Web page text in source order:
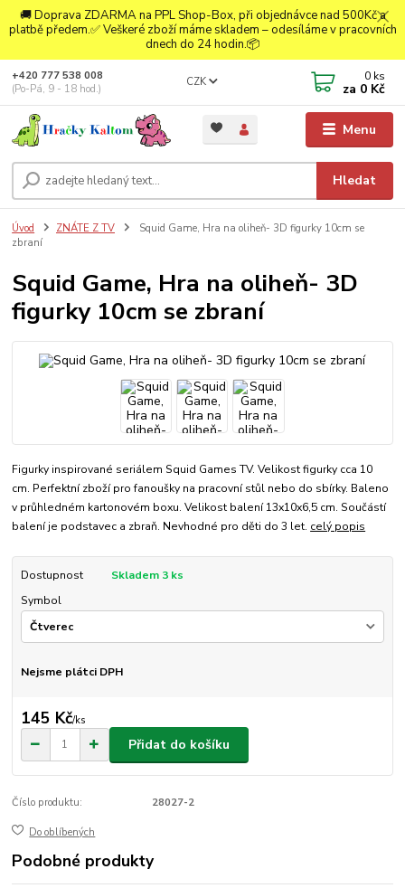
🚚 Doprava ZDARMA na PPL Shop-Box, při objednávce nad 500Kč a
platbě předem.✅ Veškeré zboží máme skladem – odesíláme v pracovních
dnech do 24 hodin.📦
Menu
CZK
Hledat
+420 777 538 008
(Po-Pá, 9 - 18 hod.)
0 ks
za 0 Kč
Úvod ZNÁTE Z TV
Squid Game, Hra na oliheň- 3D figurky 10cm se
zbraní
Squid Game, Hra na oliheň- 3D
figurky 10cm se zbraní
Figurky inspirované seriálem Squid Games TV. Velikost figurky cca 10
cm. Perfektní zboží pro fanoušky na pracovní stůl nebo do sbírky. Baleno
v průhledném kartonovém boxu. Velikost balení 13x10x6,5 cm. Součástí
balení je podstavec a zbraň. Nevhodné pro děti do 3 let. celý popis
Dostupnost
Skladem 3 ks
Symbol
Nejsme plátci DPH
145 Kč/ks
Přidat do košíku
Číslo produktu: 28027-2
Do oblíbených
Podobné produkty